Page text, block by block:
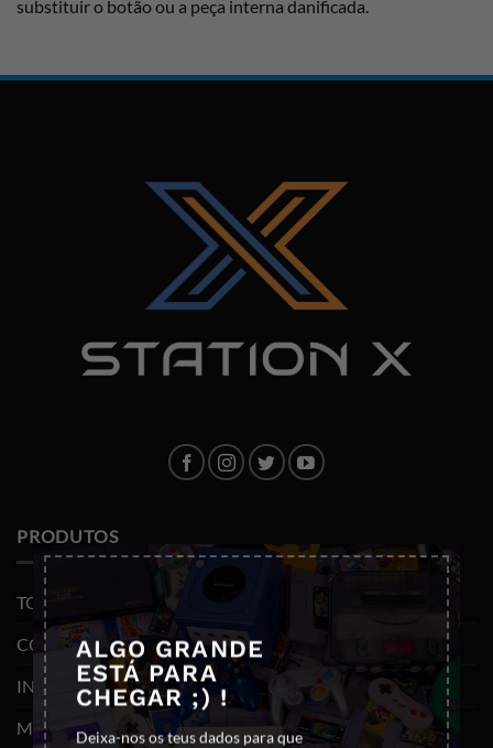
ALGO GRANDE
ESTÁ PARA
CHEGAR ;) !
Deixa-nos os teus dados para que
×
substituir o botão ou a peça interna danificada.
PRODUTOS
TODOS OS PRODUTOS
CONSOLAS E VIDEOJOGOS
INFORMÁTICA
MOBILIDADE